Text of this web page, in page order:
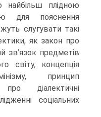
плідною
для пояснення
слугувати такі
як закон про
зв’язок предметів
світу, концепція
принцип
діалектичні
соціальних